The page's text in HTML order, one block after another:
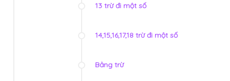
13 trừ đi một số
14,15,16,17,18 trừ đi một số
Bảng trừ